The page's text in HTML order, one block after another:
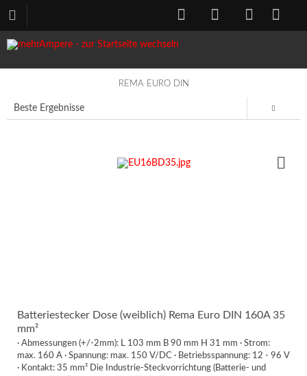
REMA EURO DIN
Batteriestecker Dose (weiblich) Rema Euro DIN 160A 35
mm²
· Abmessungen (+/-2mm): L 103 mm B 90 mm H 31 mm · Strom:
max. 160 A · Spannung: max. 150 V/DC · Betriebsspannung: 12 - 96 V
· Kontakt: 35 mm² Die Industrie-Steckvorrichtung (Batterie- und